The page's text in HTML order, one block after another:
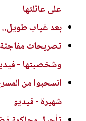
على عائلتها
بعد غياب طويل..
تصريحات
وشخصيتها -
انسحبوا من
شهيرة - فيديو